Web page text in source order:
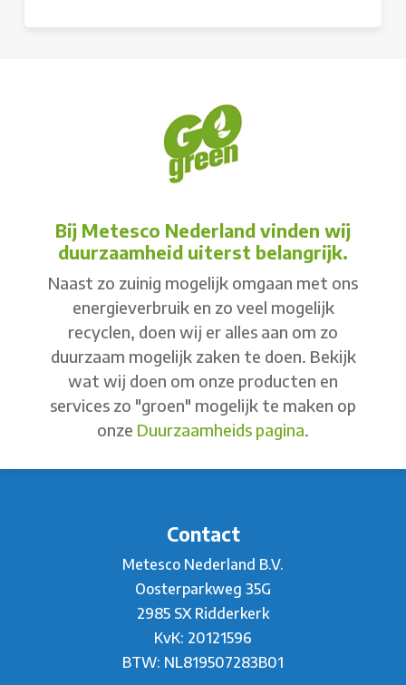
Bij Metesco Nederland vinden wij
duurzaamheid uiterst belangrijk.
Naast zo zuinig mogelijk omgaan met ons
energieverbruik en zo veel mogelijk
recyclen, doen wij er alles aan om zo
duurzaam mogelijk zaken te doen. Bekijk
wat wij doen om onze producten en
services zo "groen" mogelijk te maken op
onze Duurzaamheids pagina.
Contact
Metesco Nederland B.V.
Oosterparkweg 35G
2985 SX Ridderkerk
KvK: 20121596
BTW: NL819507283B01